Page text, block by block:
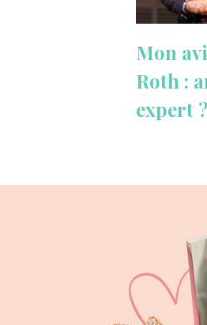
Mon
Roth :
expert ?